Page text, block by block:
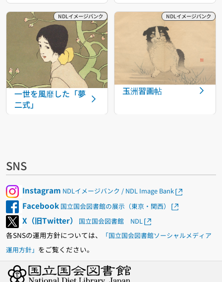
一世を風靡した「夢
二式」
玉洲習画帖
SNS
Instagram NDLイメージバンク / NDL Image Bank
Facebook 国立国会図書館の展示（東京・関西）
X（旧Twitter） 国立国会図書館 NDL
各SNSの運用方針については、
「国立国会図書館ソーシャルメディア
運用方針」 をご覧ください。